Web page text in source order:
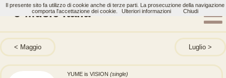
J-Music Italia
Maggio Luglio
YUME is VISION (single)
Il presente sito fa utilizzo di cookie anche di terze parti. La prosecuzione della navigazione
comporta l'accettazione dei cookie.
Ulteriori informazioni Chiudi